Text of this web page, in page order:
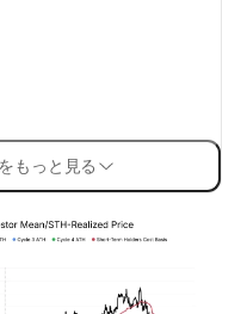
もっと見る